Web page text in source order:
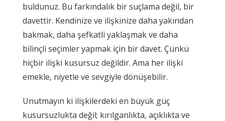
buldunuz. Bu farkındalık bir suçlama değil, bir
davettir. Kendinize ve ilişkinize daha yakından
bakmak, daha şefkatli yaklaşmak ve daha
bilinçli seçimler yapmak için bir davet. Çünkü
hiçbir ilişki kusursuz değildir. Ama her ilişki
emekle, niyetle ve sevgiyle dönüşebilir.
Unutmayın ki ilişkilerdeki en büyük güç
kusursuzlukta değil; kırılganlıkta, açıklıkta ve